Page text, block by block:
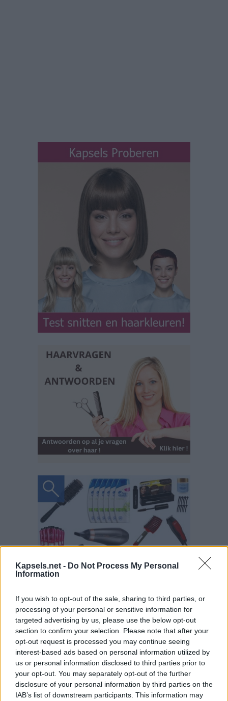
Kapsels.net - Do Not Process My Personal
Information
If you wish to opt-out of the sale, sharing to third parties, or
processing of your personal or sensitive information for
targeted advertising by us, please use the below opt-out
section to confirm your selection. Please note that after your
opt-out request is processed you may continue seeing
interest-based ads based on personal information utilized by
us or personal information disclosed to third parties prior to
your opt-out. You may separately opt-out of the further
disclosure of your personal information by third parties on the
IAB’s list of downstream participants. This information may